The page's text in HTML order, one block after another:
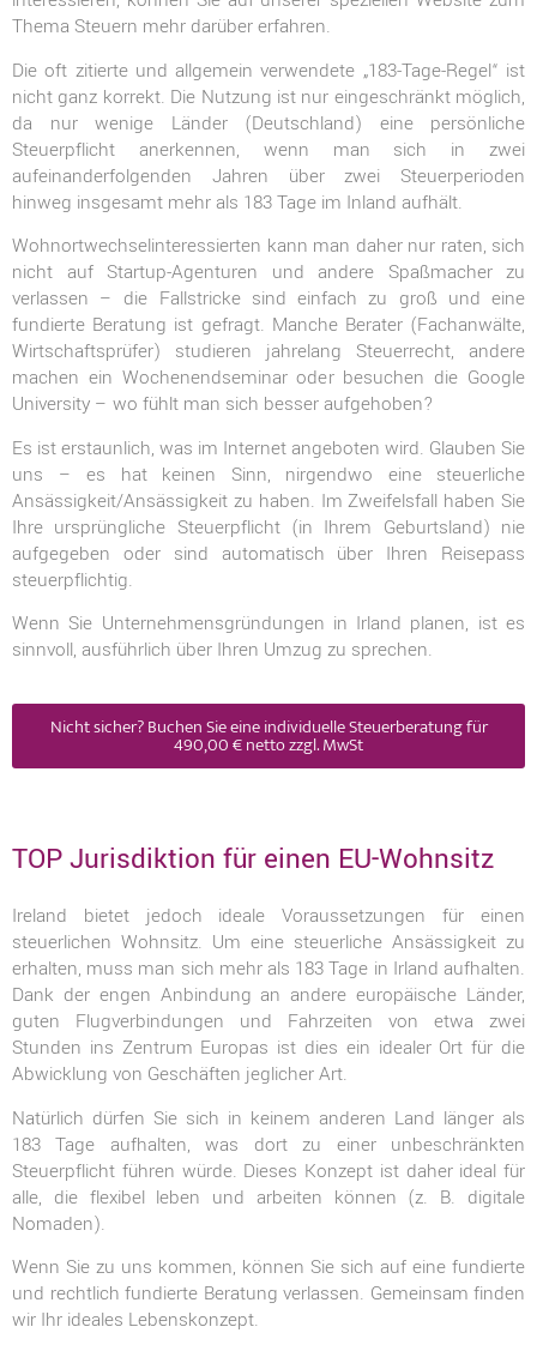
Thema Steuern mehr darüber erfahren.
Die oft zitierte und allgemein verwendete „183-Tage-Regel“ ist
nicht ganz korrekt. Die Nutzung ist nur eingeschränkt möglich,
da nur wenige Länder (Deutschland) eine persönliche
Steuerpflicht anerkennen, wenn man sich in zwei
aufeinanderfolgenden Jahren über zwei Steuerperioden
hinweg insgesamt mehr als 183 Tage im Inland aufhält.
Wohnortwechselinteressierten kann man daher nur raten, sich
nicht auf Startup-Agenturen und andere Spaßmacher zu
verlassen – die Fallstricke sind einfach zu groß und eine
fundierte Beratung ist gefragt. Manche Berater (Fachanwälte,
Wirtschaftsprüfer) studieren jahrelang Steuerrecht, andere
machen ein Wochenendseminar oder besuchen die Google
University – wo fühlt man sich besser aufgehoben?
Es ist erstaunlich, was im Internet angeboten wird. Glauben Sie
uns – es hat keinen Sinn, nirgendwo eine steuerliche
Ansässigkeit/Ansässigkeit zu haben. Im Zweifelsfall haben Sie
Ihre ursprüngliche Steuerpflicht (in Ihrem Geburtsland) nie
aufgegeben oder sind automatisch über Ihren Reisepass
steuerpflichtig.
Wenn Sie Unternehmensgründungen in Irland planen, ist es
sinnvoll, ausführlich über Ihren Umzug zu sprechen.
Nicht sicher? Buchen Sie eine individuelle Steuerberatung für
490,00 € netto zzgl. MwSt
TOP Jurisdiktion für einen EU-Wohnsitz
Ireland bietet jedoch ideale Voraussetzungen für einen
steuerlichen Wohnsitz. Um eine steuerliche Ansässigkeit zu
erhalten, muss man sich mehr als 183 Tage in Irland aufhalten.
Dank der engen Anbindung an andere europäische Länder,
guten Flugverbindungen und Fahrzeiten von etwa zwei
Stunden ins Zentrum Europas ist dies ein idealer Ort für die
Abwicklung von Geschäften jeglicher Art.
Natürlich dürfen Sie sich in keinem anderen Land länger als
183 Tage aufhalten, was dort zu einer unbeschränkten
Steuerpflicht führen würde. Dieses Konzept ist daher ideal für
alle, die flexibel leben und arbeiten können (z. B. digitale
Nomaden).
Wenn Sie zu uns kommen, können Sie sich auf eine fundierte
und rechtlich fundierte Beratung verlassen. Gemeinsam finden
wir Ihr ideales Lebenskonzept.